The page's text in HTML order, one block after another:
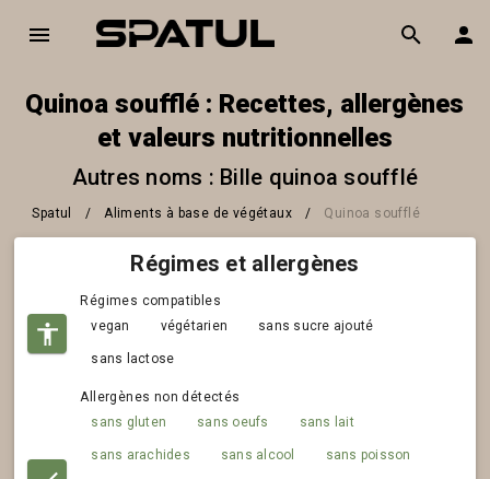
Quinoa soufflé : Recettes, allergènes
et valeurs nutritionnelles
Autres noms : Bille quinoa soufflé
Spatul / Aliments à base de végétaux / Quinoa soufflé
Régimes et allergènes
Régimes compatibles
vegan
végétarien sans sucre ajouté
sans lactose
Allergènes non détectés
sans gluten
sans oeufs sans lait
sans arachides sans alcool sans poisson